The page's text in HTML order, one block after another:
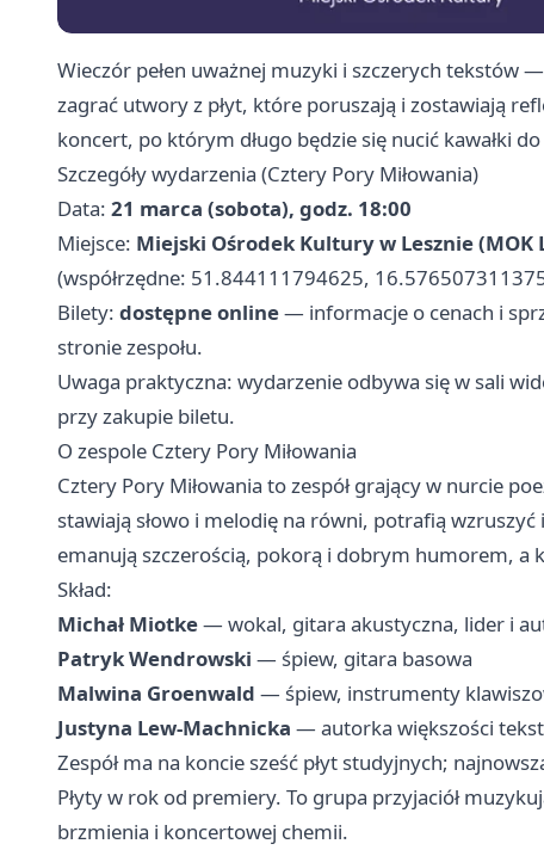
Wieczór pełen uważnej muzyki i szczerych tekstów
zagrać utwory z płyt, które poruszają i zostawiają
koncert, po którym długo będzie się nucić kawałki
Szczegóły wydarzenia (Cztery Pory Miłowania)
Data: 21 marca (sobota), godz. 18:00
Miejsce: Miejski Ośrodek Kultury w Lesznie (MOK
(współrzędne: 51.844111794625,
Bilety: dostępne online— informacje o cenach i
stronie zespołu.
Uwaga praktyczna: wydarzenie odbywa się w sali
przy zakupie biletu.
O zespole Cztery Pory Miłowania
Cztery Pory Miłowania to zespół grający w nurcie
stawiają słowo i melodię na równi, potrafią
emanują szczerością, pokorą i dobrym humorem, a
Skład:
Michał Miotke— wokal, gitara akustyczna, lider i
Patryk Wendrowski — śpiew, gitara basowa
Malwina Groenwald — śpiew, instrumenty
Justyna Lew‑Machnicka — autorka większości
Zespół ma na koncie sześć płyt studyjnych;
Płyty w rok od premiery. To grupa przyjaciół
brzmienia i koncertowej chemii.